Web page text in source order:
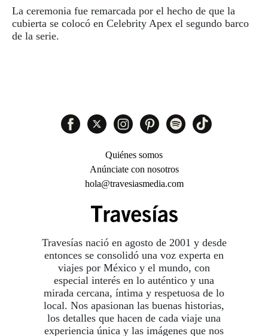
La ceremonia fue remarcada por el hecho de que la
cubierta se colocó en Celebrity Apex el segundo barco
de la serie.
Travesías nació en agosto de 2001 y desde
entonces se consolidó una voz experta en
viajes por México y el mundo, con
especial interés en lo auténtico y una
mirada cercana, íntima y respetuosa de lo
local. Nos apasionan las buenas historias,
los detalles que hacen de cada viaje una
experiencia única y las imágenes que nos
Quiénes somos
Anúnciate con nosotros
hola@travesiasmedia.com